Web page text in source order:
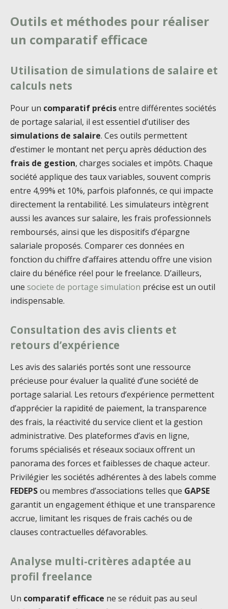
Outils et méthodes pour réaliser
un comparatif efficace
Utilisation de simulations de salaire et
calculs nets
Pour un comparatif précisentre différentes sociétés
de portage salarial, il est essentiel d’utiliser des
simulations de salaire. Ces outils permettent
d’estimer le montant net perçu après déduction des
frais de gestion, charges sociales et impôts. Chaque
société applique des taux variables, souvent compris
entre 4,99% et 10%, parfois plafonnés, ce qui impacte
directement la rentabilité. Les simulateurs intègrent
aussi les avances sur salaire, les frais professionnels
remboursés, ainsi que les dispositifs d’épargne
salariale proposés. Comparer ces données en
fonction du chiffre d’affaires attendu offre une vision
claire du bénéfice réel pour le freelance. D’ailleurs,
une societe de portage simulation précise est un outil
indispensable.
Consultation des avis clients et
retours d’expérience
Les avis des salariés portés sont une ressource
précieuse pour évaluer la qualité d’une société de
portage salarial. Les retours d’expérience permettent
d’apprécier la rapidité de paiement, la transparence
des frais, la réactivité du service client et la gestion
administrative. Des plateformes d’avis en ligne,
forums spécialisés et réseaux sociaux offrent un
panorama des forces et faiblesses de chaque acteur.
Privilégier les sociétés adhérentes à des labels comme
FEDEPSou membres d’associations telles que GAPSE
garantit un engagement éthique et une transparence
accrue, limitant les risques de frais cachés ou de
clauses contractuelles défavorables.
Analyse multi-critères adaptée au
profil freelance
Un comparatif efficace ne se réduit pas au seul